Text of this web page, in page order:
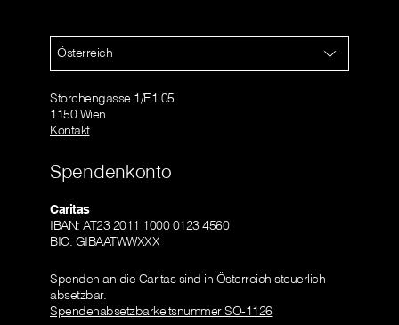
Österreich
Storchengasse 1/E1 05
1150 Wien
Kontakt
Spendenkonto
Caritas
IBAN: AT23 2011 1000 0123 4560
BIC: GIBAATWWXXX
Spenden an die Caritas sind in Österreich steuerlich
absetzbar.
Spendenabsetzbarkeitsnummer SO-1126